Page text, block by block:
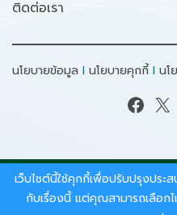
ติดต่อเรา
นโยบายข้อมูล I นโยบายคุกกี้ I นโ
Facebook X
สงวนลิขสิทธิ์ © 2026 -
ทรัพยากรธรรมช
เว็บไซต์นี้ใช้คุกกี้เพื่อปรับปรุงปร
กับเรื่องนี้ แต่คุณสามารถเลือก